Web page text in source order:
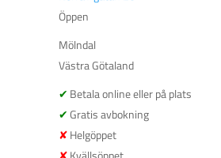
Öppen
Mölndal
Västra Götaland
Betala online eller på plats
Gratis avbokning
Helgöppet